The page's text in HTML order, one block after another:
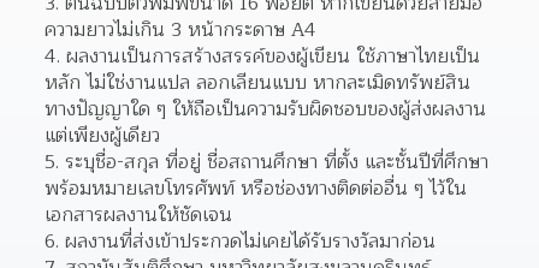
ความยาวไม่เกิน 3 หน้ากระดาษ A4
ผลงานเป็นการสร้างสรรค์ของผู้เขียน ใช้ภาษาไทยเป็น
หลัก ไม่ใช่งานแปล ลอกเลียนแบบ หากละเมิดทรัพย์สิน
ทางปัญญาใด ๆ ให้ถือเป็นความรับผิดชอบของผู้ส่งผลงาน
แต่เพียงผู้เดียว
ระบุชื่อ-สกุล ที่อยู่ ชื่อสถานศึกษา ที่ตั้ง และชั้นปีที่ศึกษา
พร้อมหมายเลขโทรศัพท์ หรือช่องทางติดต่ออื่น ๆ ไว้ใน
เอกสารผลงานให้ชัดเจน
ผลงานที่ส่งเข้าประกวดไม่เคยได้รับรางวัลมาก่อน